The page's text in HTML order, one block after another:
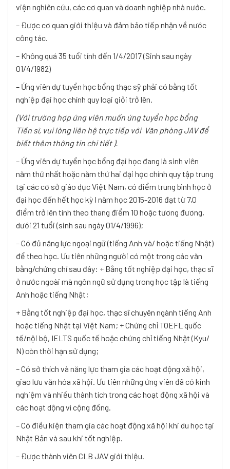
viện nghiên cứu, các cơ quan và doanh nghiệp nhà nước.
– Được cơ quan giới thiệu và đảm bảo tiếp nhận về nước
công tác.
– Không quá 35 tuổi tính đến 1/4/2017 (Sinh sau ngày
01/4/1982)
– Ứng viên dự tuyển học bổng thạc sỹ phải có bằng tốt
nghiệp đại học chính quy loại giỏi trở lên.
(Với trường hợp ứng viên muốn ứng tuyển học bổng
Tiến sĩ, vui lòng liên hệ trực tiếp với Văn phòng JAV để
biết thêm thông tin chi tiết ).
– Ứng viên dự tuyển học bổng đại học đang là sinh viên
năm thứ nhất hoặc năm thứ hai đại học chính quy tập trung
tại các cơ sở giáo dục Việt Nam, có điểm trung bình học ở
đại học đến hết học kỳ I năm học 2015-2016 đạt từ 7,0
điểm trở lên tính theo thang điểm 10 hoặc tương đương,
dưới 21 tuổi (sinh sau ngày 01/4/1996);
– Có đủ năng lực ngoại ngữ (tiếng Anh và/ hoặc tiếng Nhật)
để theo học. Ưu tiên những người có một trong các văn
bằng/chứng chỉ sau đây: + Bằng tốt nghiệp đại học, thạc sĩ
ở nước ngoài mà ngôn ngữ sử dụng trong học tập là tiếng
Anh hoặc tiếng Nhật;
+ Bằng tốt nghiệp đại học, thạc sĩ chuyên ngành tiếng Anh
hoặc tiếng Nhật tại Việt Nam; + Chứng chỉ TOEFL quốc
tế/nội bộ, IELTS quốc tế hoặc chứng chỉ tiếng Nhật (Kyu/
N) còn thời hạn sử dụng;
– Có sở thích và năng lực tham gia các hoạt động xã hội,
giao lưu văn hóa xã hội. Ưu tiên những ứng viên đã có kinh
nghiệm và nhiều thành tích trong các hoạt động xã hội và
các hoạt dộng vì cộng đồng.
– Có điều kiện tham gia các hoạt động xã hội khi du học tại
Nhật Bản và sau khi tốt nghiệp.
– Được thành viên CLB JAV giới thiệu.